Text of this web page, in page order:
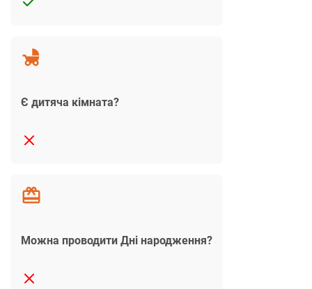
Є дитяча кімната?
Можна проводити Дні народження?